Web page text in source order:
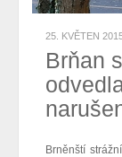
25. KVĚTEN
Brňan
Brněnští